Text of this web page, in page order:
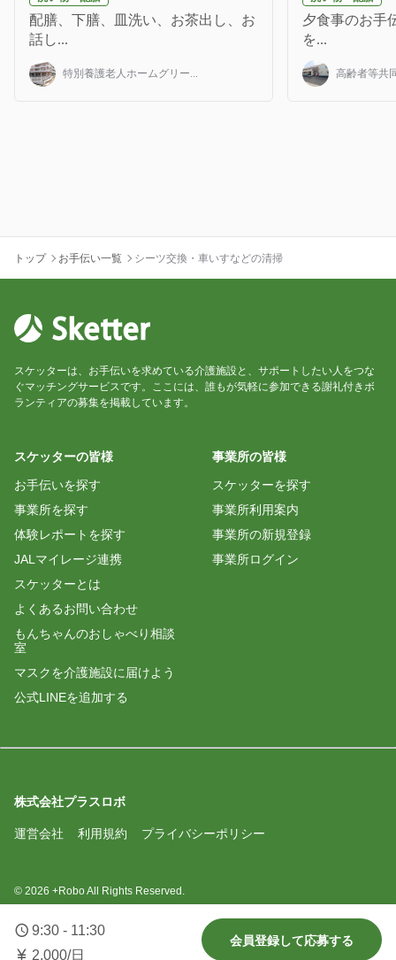
配膳、下膳、皿洗い、お茶出し、お
話し...
特別養護老人ホームグリー...
夕食事のお手
を...
高齢者等共
トップ お手伝い一覧 シーツ交換・車いすなどの清掃
9:30 - 11:30
2,000/日
会員登録して応募する
スケッターは、お手伝いを求めている介護施設と、サポートしたい人をつな
ぐマッチングサービスです。ここには、誰もが気軽に参加できる謝礼付きボ
ランティアの募集を掲載しています。
スケッターの皆様
お手伝いを探す
事業所を探す
体験レポートを探す
JALマイレージ連携
スケッターとは
よくあるお問い合わせ
もんちゃんのおしゃべり相談
室
マスクを介護施設に届けよう
公式LINEを追加する
事業所の皆様
スケッターを探す
事業所利用案内
事業所の新規登録
事業所ログイン
株式会社プラスロボ
運営会社 利用規約 プライバシーポリシー
© 2026 +Robo All Rights Reserved.